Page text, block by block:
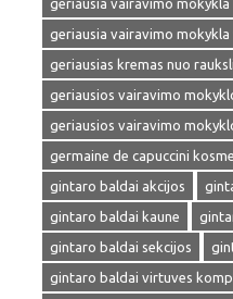
geriausia vairavimo mokykla
geriausia vairavimo mokykla
geriausias kremas nuo
geriausios vairavimo
geriausios vairavimo
germaine de capuccini
gintaro baldai akcijos
gintaro baldai kaune
gintaro baldai sekcijos
gintaro baldai virtuves